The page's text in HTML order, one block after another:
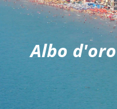
Albo d'oro